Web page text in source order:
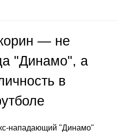
— не
"Динамо", а
в
нападающий "Динамо"